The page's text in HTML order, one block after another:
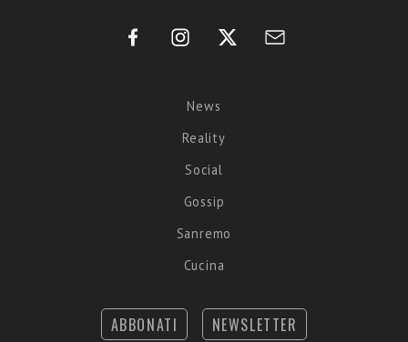
News
Reality
Social
Gossip
Sanremo
Cucina
ABBONATI NEWSLETTER